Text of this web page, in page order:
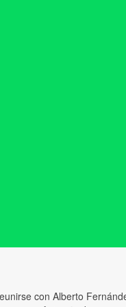
con Alberto